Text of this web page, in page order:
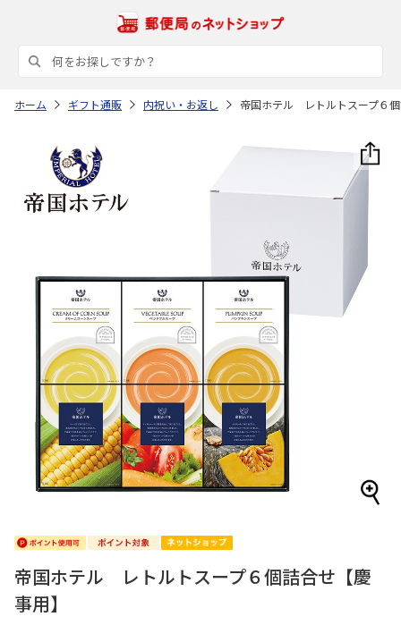
ホーム ギフト通販 内祝い・お返し 帝国ホテル レトルトスープ６
帝国ホテル レトルトスープ６個詰合せ【慶
事用】